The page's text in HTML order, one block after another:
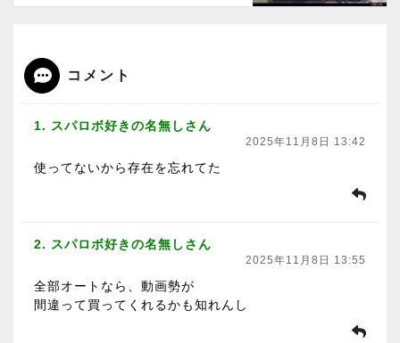
コメント
1. スパロボ好きの名無しさん
2025年11月8日 13:42
使ってないから存在を忘れてた
2. スパロボ好きの名無しさん
2025年11月8日 13:55
全部オートなら、動画勢が
間違って買ってくれるかも知れんし